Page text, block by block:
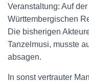
Veranstaltung: Auf
Württembergischen
Die bisherigen
Tanzelmusi, musste
absagen.
In sonst vertrauter